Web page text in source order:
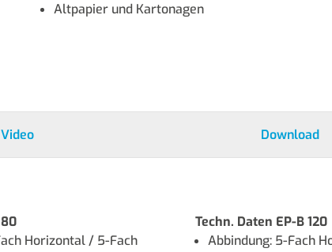
Altpapier und Kartonagen
Video Download
Horizontal / 5-Fach
Techn. Daten EP-B 120
Abbindung: 5-Fach